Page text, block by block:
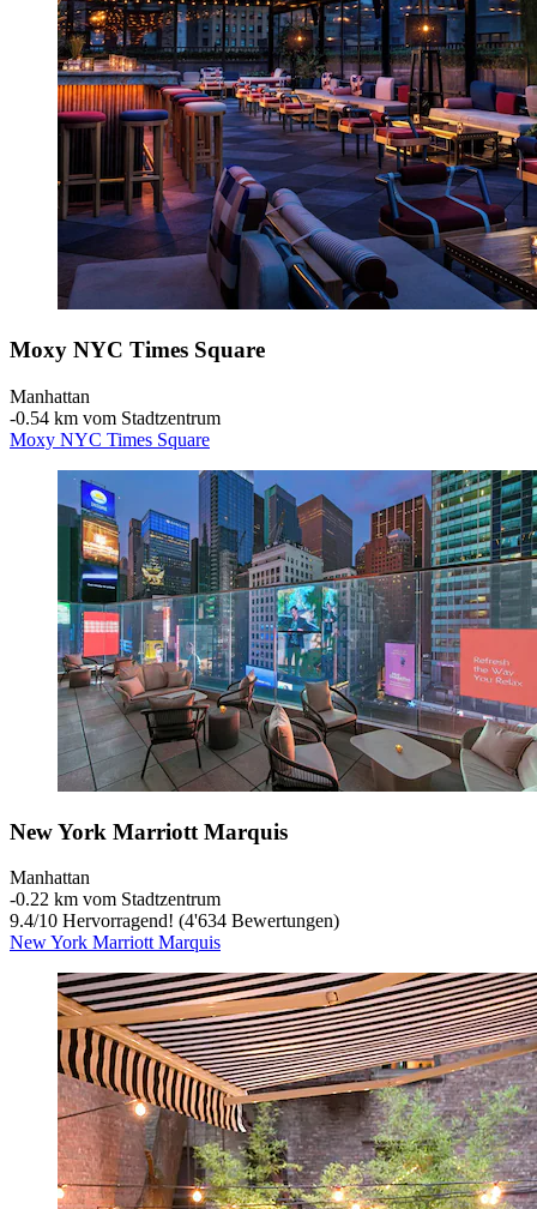
Moxy NYC Times Square
Manhattan
‐0.54 km vom Stadtzentrum
Moxy NYC Times Square
New York Marriott Marquis
Manhattan
‐0.22 km vom Stadtzentrum
9.4/10 Hervorragend! (4'634 Bewertungen)
New York Marriott Marquis